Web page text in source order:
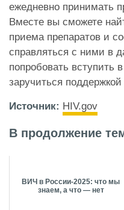
ежедневно принимать
Вместе вы сможете
приема препаратов и
справляться с ними в
попробовать вступить
заручиться
Источник: HIV.gov
В продолжение
ВИЧ в России-2025: что мы
знаем, а что — нет